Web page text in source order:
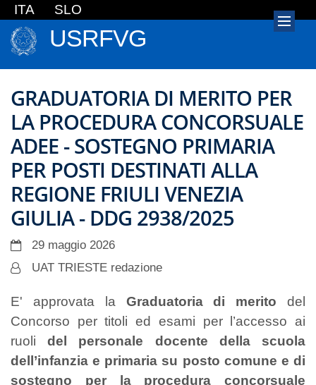
ITA SLO
USRFVG
GRADUATORIA DI MERITO PER
LA PROCEDURA CONCORSUALE
ADEE - SOSTEGNO PRIMARIA
PER POSTI DESTINATI ALLA
REGIONE FRIULI VENEZIA
GIULIA - DDG 2938/2025
29 maggio 2026
UAT TRIESTE redazione
E' approvata la Graduatoria di merito del
Concorso per titoli ed esami per l’accesso ai
ruolidel personale docente della scuola
dell’infanzia e primaria su posto comune e di
sostegno per la procedura concorsuale